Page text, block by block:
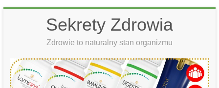
Sekrety Zdrowia
Zdrowie to naturalny stan organizmu